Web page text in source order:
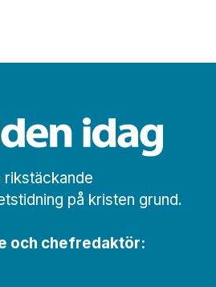
rikstäckande
på kristen grund.
och chef­redaktör: